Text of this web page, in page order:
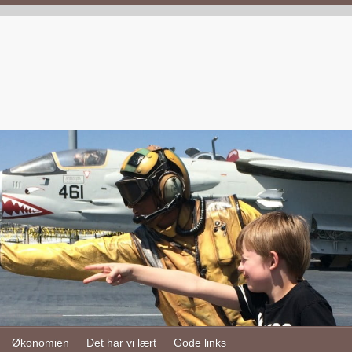
Økonomien Det har vi lært Gode links